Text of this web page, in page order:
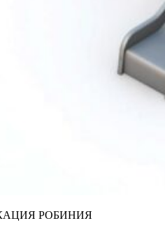
РОБИНИЯ